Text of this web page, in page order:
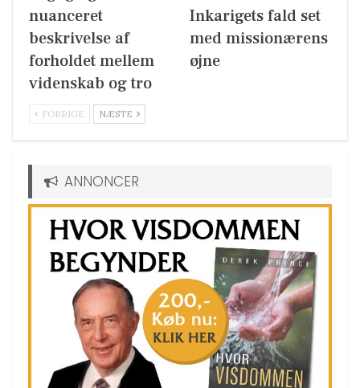
nuanceret
beskrivelse af
forholdet mellem
videnskab og tro
Inkarigets fald set
med missionærens
øjne
FORRIGE NÆSTE
ANNONCER